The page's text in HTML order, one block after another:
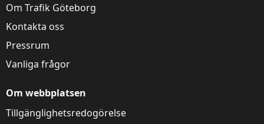
Om Trafik Göteborg
Kontakta oss
Pressrum
Vanliga frågor
Om webbplatsen
Tillgänglighetsredogörelse